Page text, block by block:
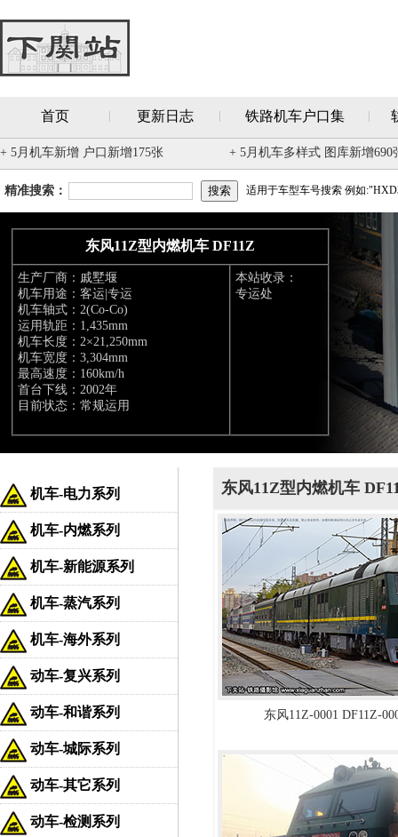
首页 更新日志 铁路机车户口集
+ 5月机车新增 户口新增175张 + 5月机车多样式 图库新增690
精准搜索： 适用于车型车号搜索 例如
东风11Z型内燃机车 DF11Z
生产厂商：戚墅堰
机车用途：客运|专运
机车轴式：2(Co-Co)
运用轨距：1,435mm
机车长度：2×21,250mm
机车宽度：3,304mm
最高速度：160km/h
首台下线：2002年
目前状态：常规运用
本站收录：
专运处
机车-电力系列
机车-内燃系列
机车-新能源系列
机车-蒸汽系列
机车-海外系列
动车-复兴系列
动车-和谐系列
动车-城际系列
动车-其它系列
动车-检测系列
东风11Z型内燃机车
东风11Z-0001 DF11Z-